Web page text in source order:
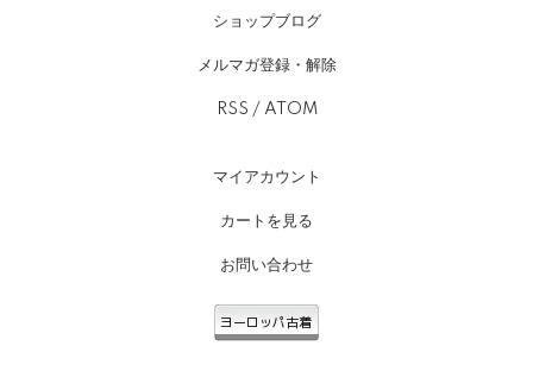
ショップブログ
メルマガ登録・解除
RSS / ATOM
マイアカウント
カートを見る
お問い合わせ